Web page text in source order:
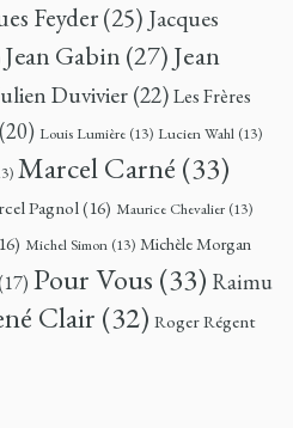
Feyder(25) Jacques
Jean Gabin (27) Jean
Duvivier(22)Les Frères
(20) Louis Lumière (13) Lucien Wahl (13)
Marcel Carné (33)
Pagnol(16) Maurice Chevalier (13)
Michel Simon (13) Michèle Morgan
Pour Vous (33) Raimu
Clair (32) Roger Régent